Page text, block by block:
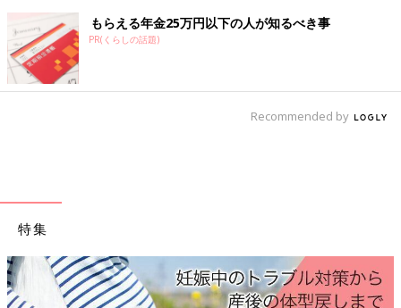
でのみ販売）
もらえる年金25万円以下の人が知るべき事
PR(くらしの話題)
Recommended by
特集